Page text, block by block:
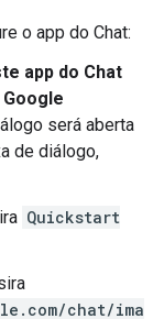
o app do Chat:
app do Chat
será aberta
de diálogo,
Quickstart
chat/ima